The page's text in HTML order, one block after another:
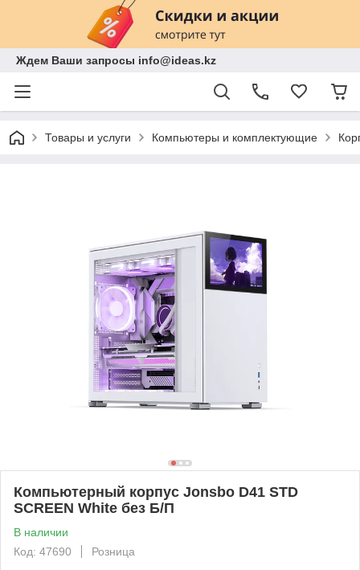
Ждем Ваши запросы info@ideas.kz
Товары и услуги Компьютеры и комплектующие
Компьютерный корпус Jonsbo D41 STD
SCREEN White без Б/П
В наличии
Код: 47690
Розница